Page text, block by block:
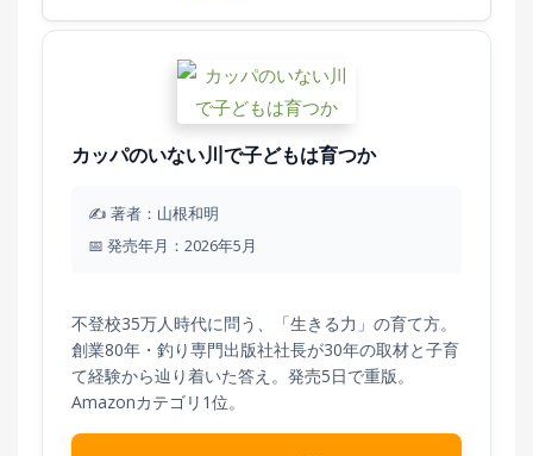
カッパのいない川で子どもは育つか
✍️ 著者：山根和明
📅 発売年月：2026年5月
不登校35万人時代に問う、「生きる力」の育て方。
創業80年・釣り専門出版社社長が30年の取材と子育
て経験から辿り着いた答え。発売5日で重版。
Amazonカテゴリ1位。